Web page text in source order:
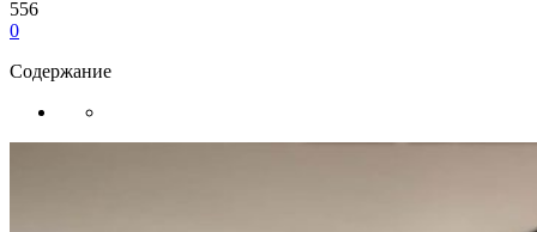
556
0
Содержание